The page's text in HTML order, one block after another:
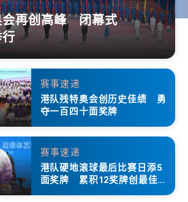
会再创高峰 闭幕式
赛事速递
港队残特奥会创历史佳绩 勇
夺一百四十面奖牌
赛事速递
港队硬地滚球最后比赛日添5
面奖牌 累积12奖牌创最佳成